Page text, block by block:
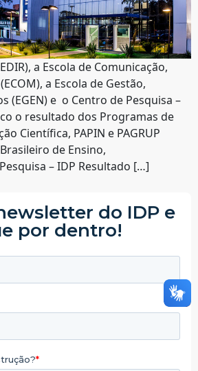
a Escola de Comunicação,
a Escola de Gestão,
(EGEN) e o Centro de Pesquisa –
o resultado dos Programas de
Científica, PAPIN e PAGRUP
de Ensino,
– IDP Resultado […]
do IDP e
por dentro!